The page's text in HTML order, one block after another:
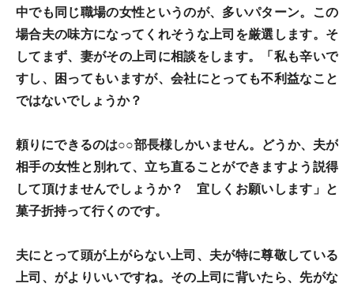
中でも同じ職場の女性というのが、多いパターン。この
場合夫の味方になってくれそうな上司を厳選します。そ
してまず、妻がその上司に相談をします。「私も辛いで
すし、困ってもいますが、会社にとっても不利益なこと
ではないでしょうか？
頼りにできるのは○○部長様しかいません。どうか、夫が
相手の女性と別れて、立ち直ることができますよう説得
して頂けませんでしょうか？ 宜しくお願いします」と
菓子折持って行くのです。
夫にとって頭が上がらない上司、夫が特に尊敬している
上司、がよりいいですね。その上司に背いたら、先がな